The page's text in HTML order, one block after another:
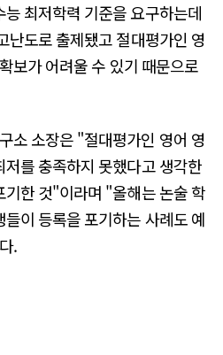
최저학력 기준을 요구하는데
난도로 출제됐고 절대평가인 영
보가 어려울 수 있기 때문으로
소 소장은 "절대평가인 영어 영
를 충족하지 못했다고 생각한
기한 것"이라며 "올해는 논술 학
이 등록을 포기하는 사례도 예
.